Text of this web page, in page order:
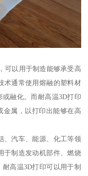
可以用于制造能够承受高
术通常使用熔融的塑料材
融化。而耐高温3D打印
金属，以打印出能够在高
、汽车、能源、化工等领
于制造发动机部件、燃烧
高温3D打印可以用于制